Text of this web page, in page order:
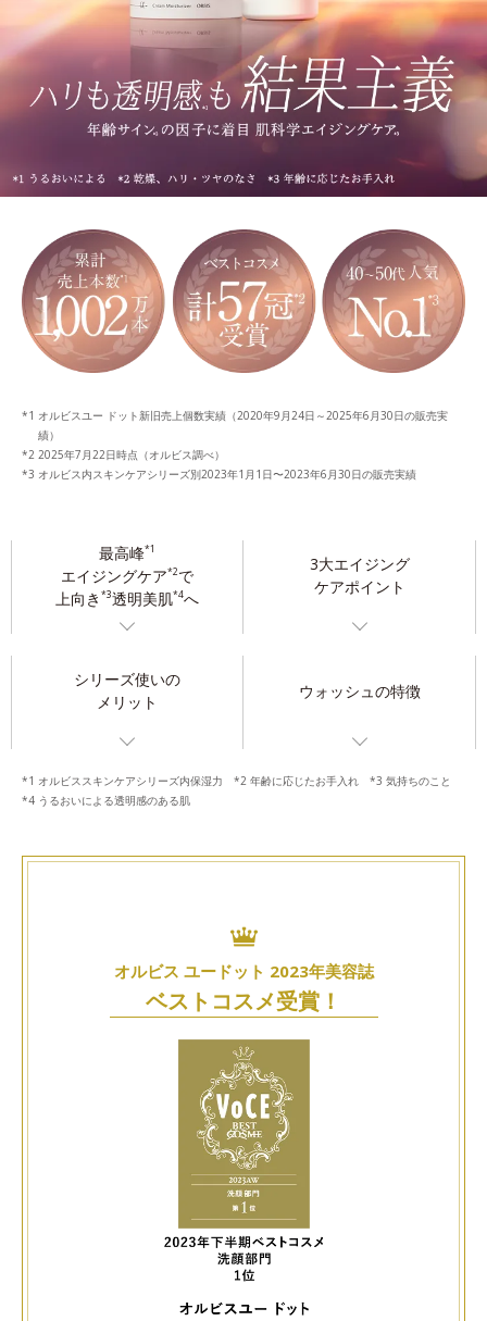
オルビスユー ドット新旧売上個数実績（2020年9月24日～2025年6月30日の販売実
績）
2025年7月22日時点（オルビス調べ）
オルビス内スキンケアシリーズ別2023年1月1日〜2023年6月30日の販売実績
最高峰*1
エイジングケア*2で
上向き *3透明美肌*4へ
3大エイジング
ケアポイント
シリーズ使いの
メリット
ウォッシュの特徴
*1 オルビススキンケアシリーズ内保湿力 *2 年齢に応じたお手入れ *3 気持ちのこと
*4 うるおいによる透明感のある肌
オルビス ユードット 2023年美容誌
ベストコスメ受賞！